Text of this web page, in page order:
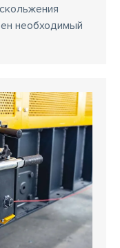
необходимый